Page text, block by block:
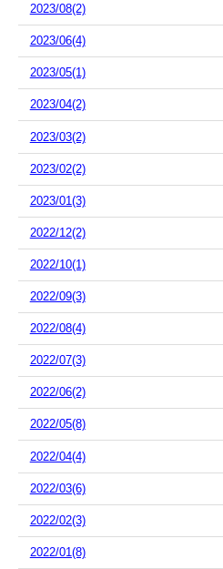
2023/08(2)
2023/06(4)
2023/05(1)
2023/04(2)
2023/03(2)
2023/02(2)
2023/01(3)
2022/12(2)
2022/10(1)
2022/09(3)
2022/08(4)
2022/07(3)
2022/06(2)
2022/05(8)
2022/04(4)
2022/03(6)
2022/02(3)
2022/01(8)